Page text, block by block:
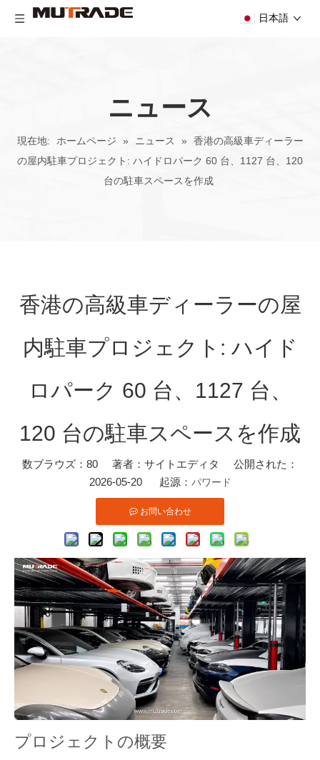
日本語
ニュース
現在地: ホームページ » ニュース » 香港の高級車ディーラー
の屋内駐車プロジェクト: ハイドロパーク 60 台、1127 台、120
台の駐車スペースを作成
香港の高級車ディーラーの屋
内駐車プロジェクト: ハイド
ロパーク 60 台、1127 台、
120 台の駐車スペースを作成
数ブラウズ： 80 著者：サイトエディタ 公開された：
2026-05-20 起源： パワード
お問い合わせ
プロジェクトの概要